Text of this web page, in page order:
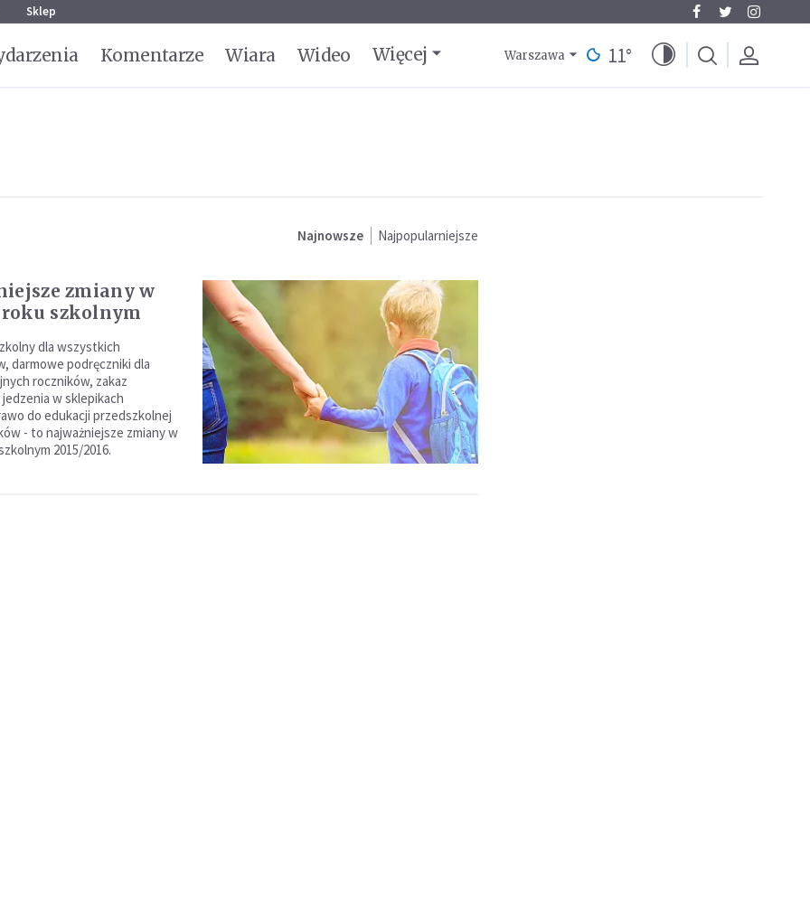
Sklep
Komentarze Wiara Wideo Więcej Warszawa 11°
Najnowsze Najpopularniejsze
zmiany w
szkolnym
dla wszystkich
darmowe podręczniki dla
roczników, zakaz
w sklepikach
do edukacji przedszkolnej
- to najważniejsze zmiany w
2015/2016.